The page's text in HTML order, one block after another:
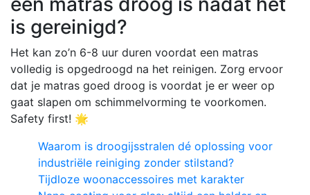
is gereinigd?
Het kan zo’n 6-8 uur duren voordat een matras
volledig is opgedroogd na het reinigen. Zorg ervoor
dat je matras goed droog is voordat je er weer op
gaat slapen om schimmelvorming te voorkomen.
Safety first! 🌟
Waarom is droogijsstralen dé oplossing voor
industriële reiniging zonder stilstand?
Tijdloze woonaccessoires met karakter